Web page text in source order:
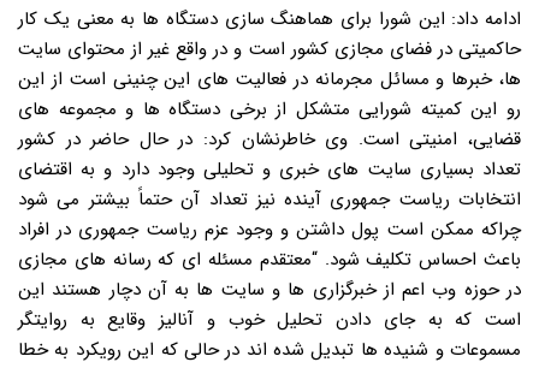
ادامه داد: این شورا برای هماهنگ سازی دستگاه ها به معنی یک کار
حاکمیتی در فضای مجازی کشور است و در واقع غیر از محتوای سایت
ها، خبرها و مسائل مجرمانه در فعالیت های این چنینی است از این
رو این کمیته شورایی متشکل از برخی دستگاه ها و مجموعه های
قضایی، امنیتی است. وی خاطرنشان کرد: در حال حاضر در کشور
تعداد بسیاری سایت های خبری و تحلیلی وجود دارد و به اقتضای
انتخابات ریاست جمهوری آینده نیز تعداد آن حتماً بیشتر می شود
چراکه ممکن است پول داشتن و وجود عزم ریاست جمهوری در افراد
باعث احساس تکلیف شود. “معتقدم مسئله ای که رسانه های مجازی
در حوزه وب اعم از خبرگزاری ها و سایت ها به آن دچار هستند این
است که به جای دادن تحلیل خوب و آنالیز وقایع به روایتگر
مسموعات و شنیده ها تبدیل شده اند در حالی که این رویکرد به خطا